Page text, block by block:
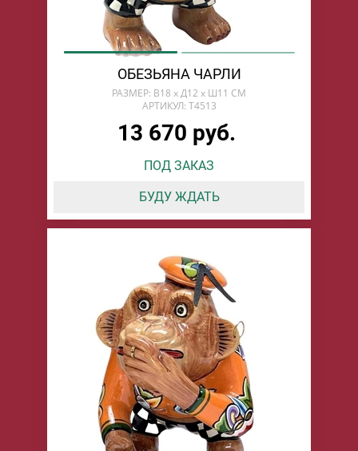
ОБЕЗЬЯНА ЧАРЛИ
РАЗМЕР: В18 x Д12 x Ш11 СМ
АРТИКУЛ: T4513
13 670 руб.
ПОД ЗАКАЗ
БУДУ ЖДАТЬ